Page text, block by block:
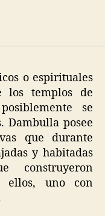
o espirituales
los templos de
se
Dambulla posee
que durante
y habitadas
construyeron
ellos, uno con